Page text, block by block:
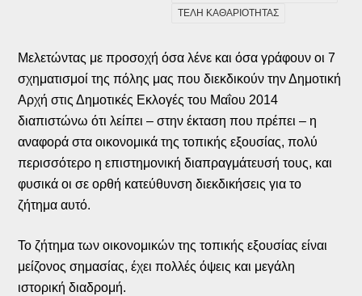
ΤΕΛΗ ΚΑΘΑΡΙΟΤΗΤΑΣ
Μελετώντας με προσοχή όσα λένε και όσα γράφουν οι 7
σχηματισμοί της πόλης μας που διεκδικούν την Δημοτική
Αρχή στις Δημοτικές Εκλογές του Μαΐου 2014
διαπιστώνω ότι λείπει – στην έκταση που πρέπει – η
αναφορά στα οικονομικά της τοπικής εξουσίας, πολύ
περισσότερο η επιστημονική διαπραγμάτευσή τους, και
φυσικά οι σε ορθή κατεύθυνση διεκδικήσεις για το
ζήτημα αυτό.
Το ζήτημα των οικονομικών της τοπικής εξουσίας είναι
μείζονος σημασίας, έχει πολλές όψεις και μεγάλη
ιστορική διαδρομή.